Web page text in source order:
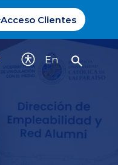
Acceso Clientes
En